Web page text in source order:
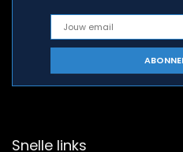
Snelle links